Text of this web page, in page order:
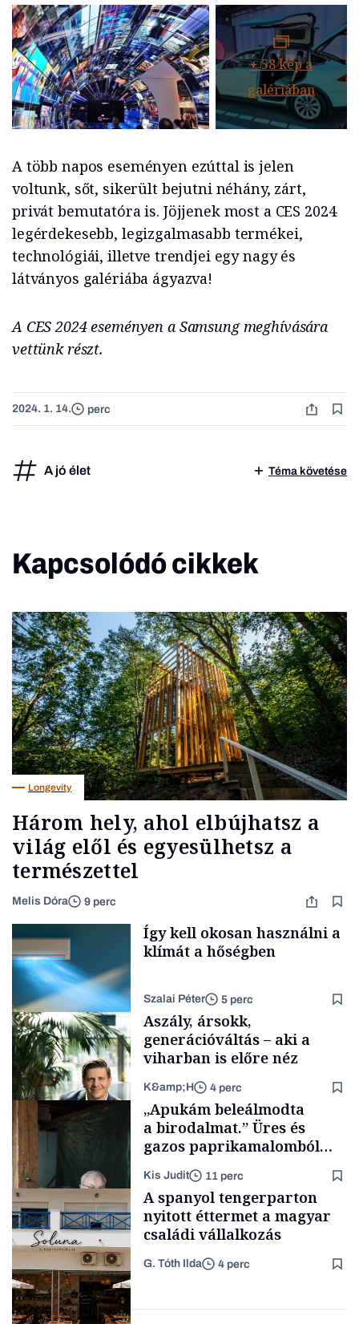
+58kép a
galériában
A több napos eseményen ezúttal is jelen
voltunk, sőt, sikerült bejutni néhány, zárt,
privát bemutatóra is. Jöjjenek most a CES 2024
legérdekesebb, legizgalmasabb termékei,
technológiái, illetve trendjei egy nagy és
látványos galériába ágyazva!
A CES 2024 eseményen a Samsung meghívására
vettünk részt.
2024. 1. 14. perc
A jó élet Téma követése
Kapcsolódó cikkek
Longevity
Három hely, ahol elbújhatsz a
világ elől és egyesülhetsz a
természettel
Melis Dóra 9 perc
Tech
Így kell okosan használni a
klímát a hőségben
Szalai Péter 5 perc
TÁMOGATÓI
Aszály, ársokk,
generációváltás – aki a
viharban is előre néz
K&amp;H 4 perc
Családi
vállalkozások
„Apukám beleálmodta
a birodalmat.” Üres és
gazos paprikamalomból
lett az igazi családi
fűszersztori
Kis Judit 11 perc
A spanyol tengerparton
nyitott éttermet a magyar
családi vállalkozás
G. Tóth Ilda 4 perc